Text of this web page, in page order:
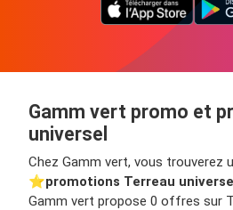
Gamm vert promo et
universel
Chez Gamm vert, vous trouverez
⭐️promotions Terreau
Gamm vert propose 0 offres sur